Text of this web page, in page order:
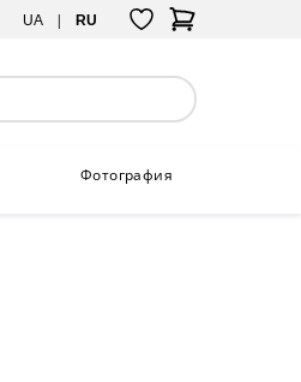
UA RU
Фотография